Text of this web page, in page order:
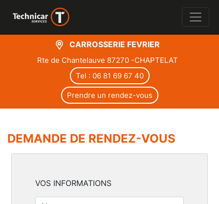
CARROSSERIE FEVRIER
Rte de Chantelauve 87270 -CHAPTELAT
Tel : 06 81 69 67 40
Prendre un rendez-vous
DEMANDE DE RENDEZ-VOUS
VOS INFORMATIONS